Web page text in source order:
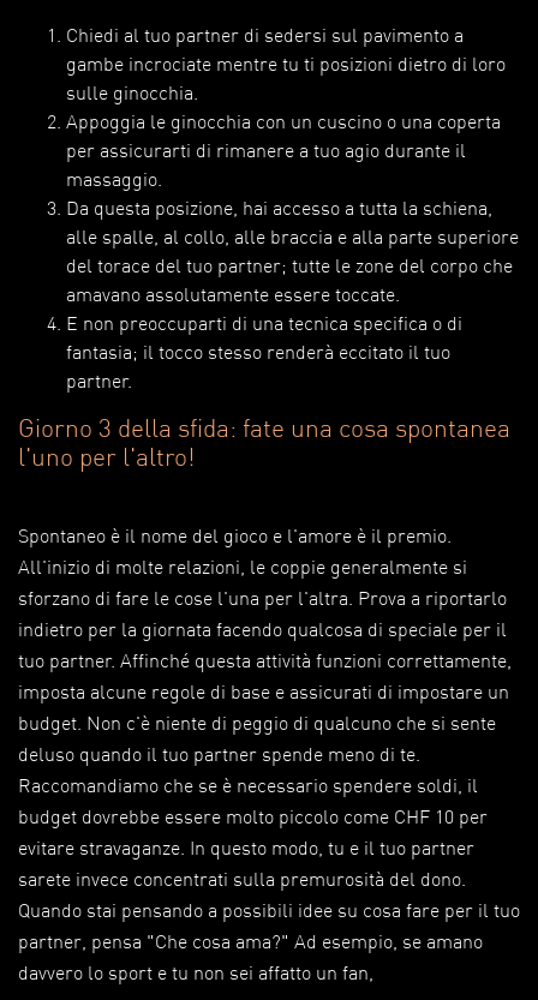
Chiedi al tuo partner di sedersi sul pavimento a
gambe incrociate mentre tu ti posizioni dietro di loro
sulle ginocchia.
Appoggia le ginocchia con un cuscino o una coperta
per assicurarti di rimanere a tuo agio durante il
massaggio.
Da questa posizione, hai accesso a tutta la schiena,
alle spalle, al collo, alle braccia e alla parte superiore
del torace del tuo partner; tutte le zone del corpo che
amavano assolutamente essere toccate.
E non preoccuparti di una tecnica specifica o di
fantasia; il tocco stesso renderà eccitato il tuo
partner.
Giorno 3 della sfida: fate una cosa spontanea
l'uno per l'altro!
Spontaneo è il nome del gioco e l'amore è il premio.
All'inizio di molte relazioni, le coppie generalmente si
sforzano di fare le cose l'una per l'altra. Prova a riportarlo
indietro per la giornata facendo qualcosa di speciale per il
tuo partner. Affinché questa attività funzioni correttamente,
imposta alcune regole di base e assicurati di impostare un
budget. Non c'è niente di peggio di qualcuno che si sente
deluso quando il tuo partner spende meno di te.
Raccomandiamo che se è necessario spendere soldi, il
budget dovrebbe essere molto piccolo come CHF 10 per
evitare stravaganze. In questo modo, tu e il tuo partner
sarete invece concentrati sulla premurosità del dono.
Quando stai pensando a possibili idee su cosa fare per il tuo
partner, pensa "Che cosa ama?" Ad esempio, se amano
davvero lo sport e tu non sei affatto un fan,